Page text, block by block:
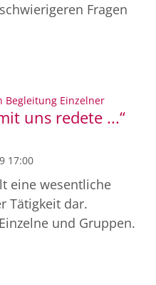
Fragen
Begleitung Einzelner:
uns redete ...“
17:00
eine wesentliche
Tätigkeit dar.
und Gruppen.